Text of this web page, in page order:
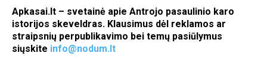
Apkasai.lt – svetainė apie Antrojo pasaulinio karo
istorijos skeveldras. Klausimus dėl reklamos ar
straipsnių perpublikavimo bei temų pasiūlymus
siųskite info@nodum.lt